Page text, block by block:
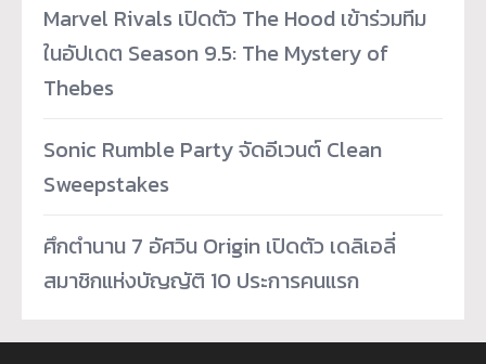
Marvel Rivals เปิดตัว The Hood เข้าร่วมทีม
ในอัปเดต Season 9.5: The Mystery of
Thebes
Sonic Rumble Party จัดอีเวนต์ Clean
Sweepstakes
ศึกตำนาน 7 อัศวิน Origin เปิดตัว เดลิเอลี่
สมาชิกแห่งบัญญัติ 10 ประการคนแรก